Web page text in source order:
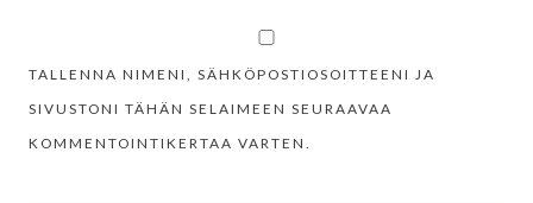
TALLENNA NIMENI, SÄHKÖPOSTIOSOITTEENI JA
SIVUSTONI TÄHÄN SELAIMEEN SEURAAVAA
KOMMENTOINTIKERTAA VARTEN.